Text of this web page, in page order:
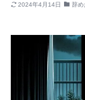
2024年4月14日 辞め